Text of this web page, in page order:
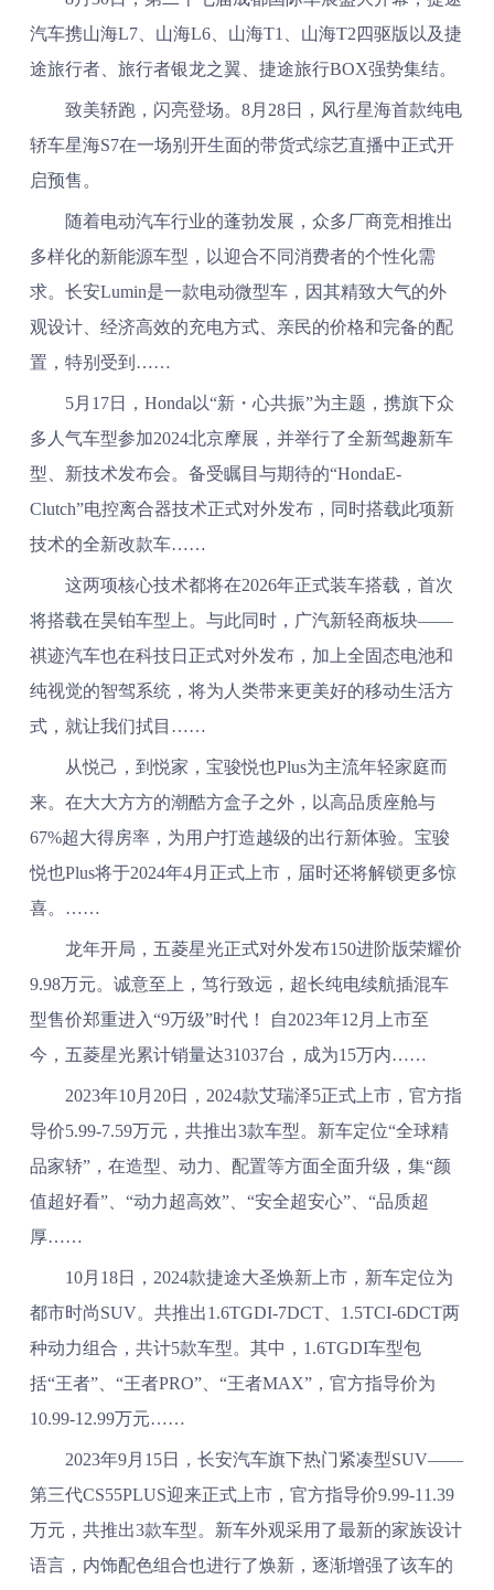
汽车携山海L7、山海L6、山海T1、山海T2四驱版以及捷
途旅行者、旅行者银龙之翼、捷途旅行BOX强势集结。
致美轿跑，闪亮登场。8月28日，风行星海首款纯电
轿车星海S7在一场别开生面的带货式综艺直播中正式开
启预售。
随着电动汽车行业的蓬勃发展，众多厂商竞相推出
多样化的新能源车型，以迎合不同消费者的个性化需
求。长安Lumin是一款电动微型车，因其精致大气的外
观设计、经济高效的充电方式、亲民的价格和完备的配
置，特别受到……
5月17日，Honda以“新・心共振”为主题，携旗下众
多人气车型参加2024北京摩展，并举行了全新驾趣新车
型、新技术发布会。备受瞩目与期待的“HondaE-
Clutch”电控离合器技术正式对外发布，同时搭载此项新
技术的全新改款车……
这两项核心技术都将在2026年正式装车搭载，首次
将搭载在昊铂车型上。与此同时，广汽新轻商板块——
祺迹汽车也在科技日正式对外发布，加上全固态电池和
纯视觉的智驾系统，将为人类带来更美好的移动生活方
式，就让我们拭目……
从悦己，到悦家，宝骏悦也Plus为主流年轻家庭而
来。在大大方方的潮酷方盒子之外，以高品质座舱与
67%超大得房率，为用户打造越级的出行新体验。宝骏
悦也Plus将于2024年4月正式上市，届时还将解锁更多惊
喜。……
龙年开局，五菱星光正式对外发布150进阶版荣耀价
9.98万元。诚意至上，笃行致远，超长纯电续航插混车
型售价郑重进入“9万级”时代！ 自2023年12月上市至
今，五菱星光累计销量达31037台，成为15万内……
2023年10月20日，2024款艾瑞泽5正式上市，官方指
导价5.99-7.59万元，共推出3款车型。新车定位“全球精
品家轿”，在造型、动力、配置等方面全面升级，集“颜
值超好看”、“动力超高效”、“安全超安心”、“品质超
厚……
10月18日，2024款捷途大圣焕新上市，新车定位为
都市时尚SUV。共推出1.6TGDI-7DCT、1.5TCI-6DCT两
种动力组合，共计5款车型。其中，1.6TGDI车型包
括“王者”、“王者PRO”、“王者MAX”，官方指导价为
10.99-12.99万元……
2023年9月15日，长安汽车旗下热门紧凑型SUV——
第三代CS55PLUS迎来正式上市，官方指导价9.99-11.39
万元，共推出3款车型。新车外观采用了最新的家族设计
语言，内饰配色组合也进行了焕新，逐渐增强了该车的